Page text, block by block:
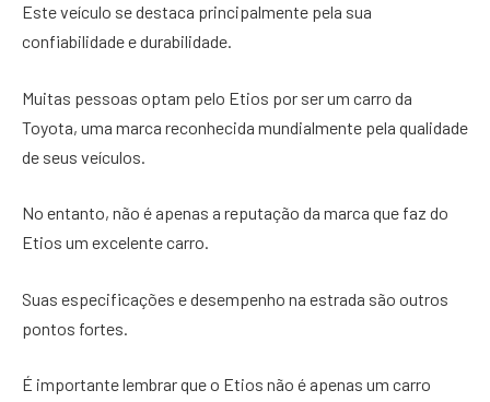
Este veículo se destaca principalmente pela sua
confiabilidade e durabilidade.
Muitas pessoas optam pelo Etios por ser um carro da
Toyota, uma marca reconhecida mundialmente pela qualidade
de seus veículos.
No entanto, não é apenas a reputação da marca que faz do
Etios um excelente carro.
Suas especificações e desempenho na estrada são outros
pontos fortes.
É importante lembrar que o Etios não é apenas um carro